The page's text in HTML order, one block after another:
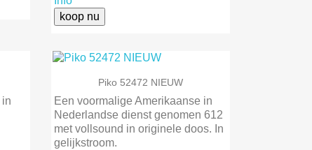
koop nu
in
 Snel bekijken
Piko 52472 NIEUW
Een voormalige Amerikaanse in
Nederlandse dienst genomen 612
met vollsound in originele doos. In
gelijkstroom.